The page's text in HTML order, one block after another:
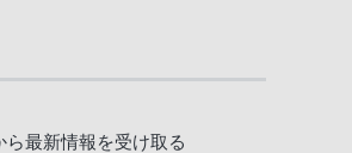
ら最新情報を受け取る